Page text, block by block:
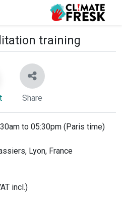
training
Share
to 05:30pm (Paris time)
Lyon, France
incl.)